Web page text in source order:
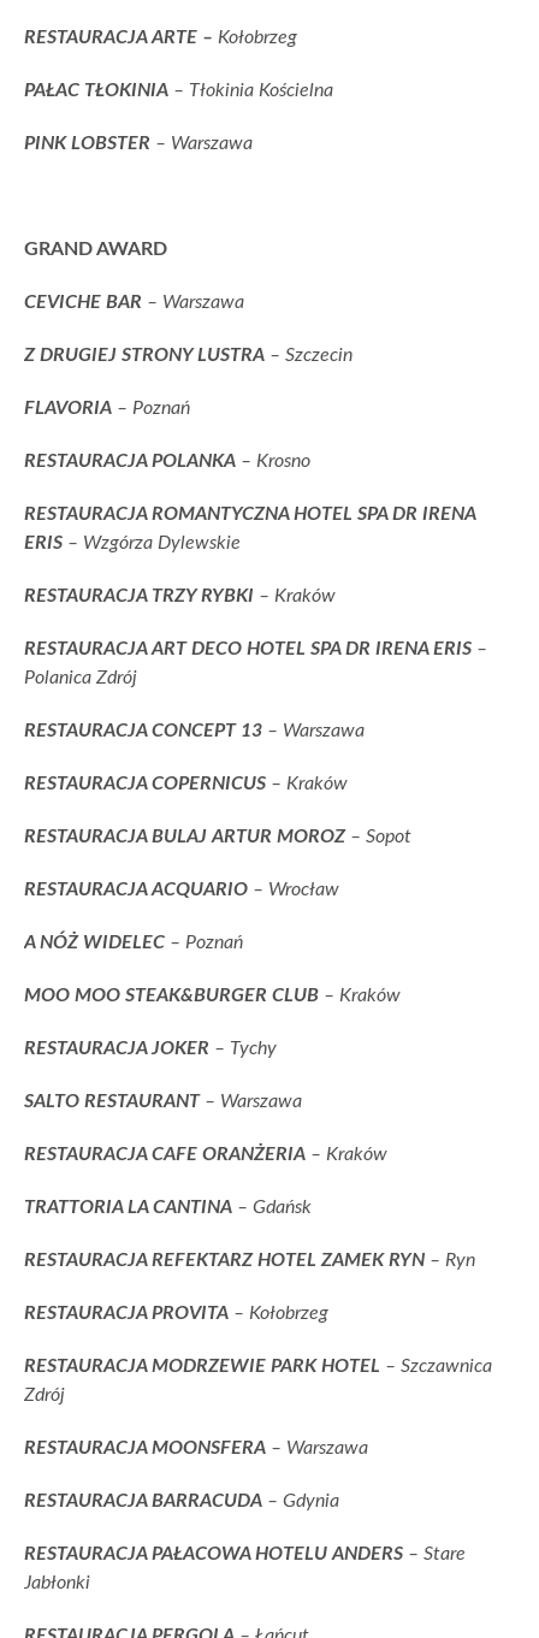
RESTAURACJA ARTE – Kołobrzeg
PAŁAC TŁOKINIA – Tłokinia Kościelna
PINK LOBSTER – Warszawa
GRAND AWARD
CEVICHE BAR – Warszawa
Z DRUGIEJ STRONY LUSTRA – Szczecin
FLAVORIA – Poznań
RESTAURACJA POLANKA – Krosno
RESTAURACJA ROMANTYCZNA HOTEL SPA DR IRENA
ERIS – Wzgórza Dylewskie
RESTAURACJA TRZY RYBKI – Kraków
RESTAURACJA ART DECO HOTEL SPA DR IRENA ERIS –
Polanica Zdrój
RESTAURACJA CONCEPT 13 – Warszawa
RESTAURACJA COPERNICUS – Kraków
RESTAURACJA BULAJ ARTUR MOROZ– Sopot
RESTAURACJA ACQUARIO – Wrocław
A NÓŻ WIDELEC – Poznań
MOO MOO STEAK&BURGER CLUB – Kraków
RESTAURACJA JOKER – Tychy
SALTO RESTAURANT– Warszawa
RESTAURACJA CAFE ORANŻERIA – Kraków
TRATTORIA LA CANTINA – Gdańsk
RESTAURACJA REFEKTARZ HOTEL ZAMEK RYN – Ryn
RESTAURACJA PROVITA – Kołobrzeg
RESTAURACJA MODRZEWIE PARK HOTEL – Szczawnica
Zdrój
RESTAURACJA MOONSFERA – Warszawa
RESTAURACJA BARRACUDA – Gdynia
RESTAURACJA PAŁACOWA HOTELU ANDERS – Stare
Jabłonki